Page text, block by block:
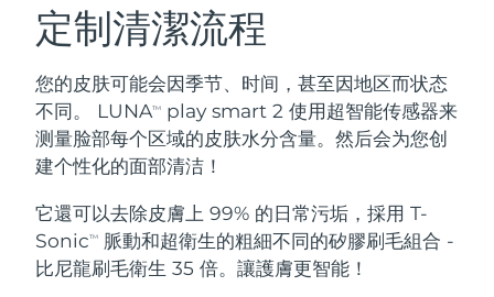
定制清潔流程
您的皮肤可能会因季节、时间，甚至因地区而状态
不同。 LUNATM
play smart 2 使用超智能传感器来
测量脸部每个区域的皮肤水分含量。然后会为您创
建个性化的面部清洁！
它還可以去除皮膚上 99% 的日常污垢，採用 T-
SonicTM
脈動和超衛生的粗細不同的矽膠刷毛組合 -
比尼龍刷毛衛生 35 倍。讓護膚更智能！
面部清潔
LUNA™ 4 套裝
Anti-aging massage
LUNA™ 4 Plus
緊致提拉
BEAR™ 2 套裝
Microcurrent toning
BEAR™ 2 go
補水保濕
UFO™ 3 套裝
口腔護理
issa™ 4
奧地利
比利時 預計送達日期08/08/2026
百慕達
波士尼亞與赫塞哥維納 預計送達日期11/08/2026
汶萊 預計送達日期